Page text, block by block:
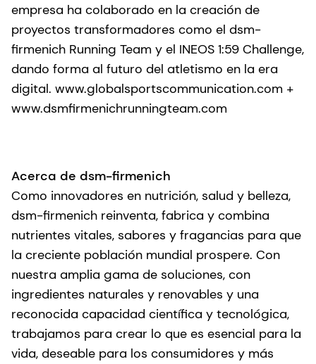
empresa ha colaborado en la creación de
proyectos transformadores como el dsm-
firmenich Running Team y el INEOS 1:59 Challenge,
dando forma al futuro del atletismo en la era
digital. www.globalsportscommunication.com +
www.dsmfirmenichrunningteam.com
Acerca de dsm-firmenich
Como innovadores en nutrición, salud y belleza,
dsm-firmenich reinventa, fabrica y combina
nutrientes vitales, sabores y fragancias para que
la creciente población mundial prospere. Con
nuestra amplia gama de soluciones, con
ingredientes naturales y renovables y una
reconocida capacidad científica y tecnológica,
trabajamos para crear lo que es esencial para la
vida, deseable para los consumidores y más